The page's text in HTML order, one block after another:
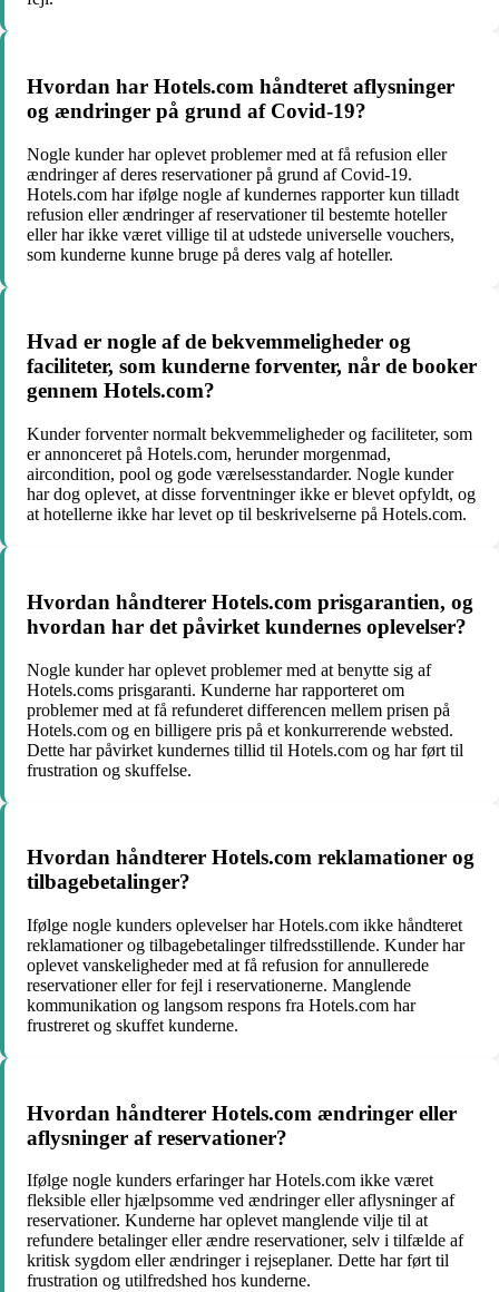
Hvordan har Hotels.com håndteret aflysninger
og ændringer på grund af Covid-19?
Nogle kunder har oplevet problemer med at få refusion eller
ændringer af deres reservationer på grund af Covid-19.
Hotels.com har ifølge nogle af kundernes rapporter kun tilladt
refusion eller ændringer af reservationer til bestemte hoteller
eller har ikke været villige til at udstede universelle vouchers,
som kunderne kunne bruge på deres valg af hoteller.
Hvad er nogle af de bekvemmeligheder og
faciliteter, som kunderne forventer, når de booker
gennem Hotels.com?
Kunder forventer normalt bekvemmeligheder og faciliteter, som
er annonceret på Hotels.com, herunder morgenmad,
aircondition, pool og gode værelsesstandarder. Nogle kunder
har dog oplevet, at disse forventninger ikke er blevet opfyldt, og
at hotellerne ikke har levet op til beskrivelserne på Hotels.com.
Hvordan håndterer Hotels.com prisgarantien, og
hvordan har det påvirket kundernes oplevelser?
Nogle kunder har oplevet problemer med at benytte sig af
Hotels.coms prisgaranti. Kunderne har rapporteret om
problemer med at få refunderet differencen mellem prisen på
Hotels.com og en billigere pris på et konkurrerende websted.
Dette har påvirket kundernes tillid til Hotels.com og har ført til
frustration og skuffelse.
Hvordan håndterer Hotels.com reklamationer og
tilbagebetalinger?
Ifølge nogle kunders oplevelser har Hotels.com ikke håndteret
reklamationer og tilbagebetalinger tilfredsstillende. Kunder har
oplevet vanskeligheder med at få refusion for annullerede
reservationer eller for fejl i reservationerne. Manglende
kommunikation og langsom respons fra Hotels.com har
frustreret og skuffet kunderne.
Hvordan håndterer Hotels.com ændringer eller
aflysninger af reservationer?
Ifølge nogle kunders erfaringer har Hotels.com ikke været
fleksible eller hjælpsomme ved ændringer eller aflysninger af
reservationer. Kunderne har oplevet manglende vilje til at
refundere betalinger eller ændre reservationer, selv i tilfælde af
kritisk sygdom eller ændringer i rejseplaner. Dette har ført til
frustration og utilfredshed hos kunderne.